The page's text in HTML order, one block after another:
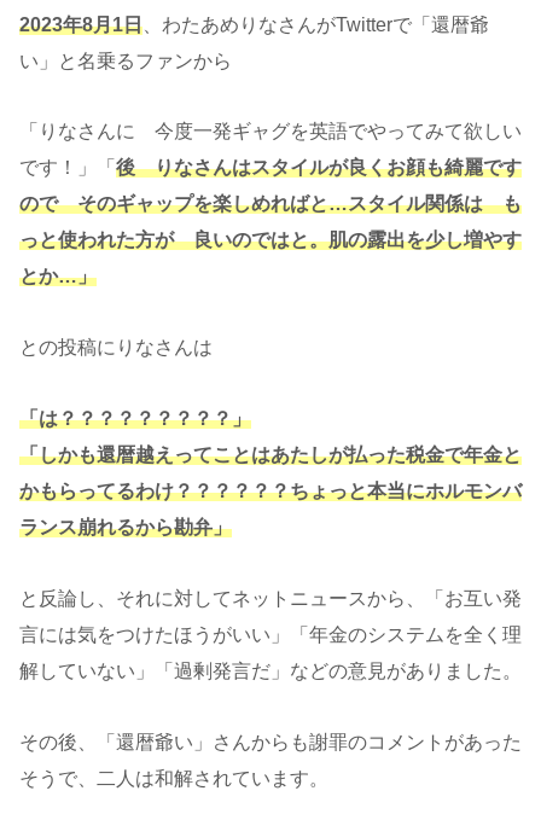
2023年8月1日 、わたあめりなさんがTwitterで「還暦爺
い」と名乗るファンから
「りなさんに 今度一発ギャグを英語でやってみて欲しい
です！」「 後 りなさんはスタイルが良くお顔も綺麗です
ので そのギャップを楽しめればと…スタイル関係は も
っと使われた方が 良いのではと。肌の露出を少し増やす
とか…」
との投稿にりなさんは
「は？？？？？？？？？」
「しかも還暦越えってことはあたしが払った税金で年金と
かもらってるわけ？？？？？？ちょっと本当にホルモンバ
ランス崩れるから勘弁」
と反論し、それに対してネットニュースから、「お互い発
言には気をつけたほうがいい」「年金のシステムを全く理
解していない」「過剰発言だ」などの意見がありました。
その後、「還暦爺い」さんからも謝罪のコメントがあった
そうで、二人は和解されています。